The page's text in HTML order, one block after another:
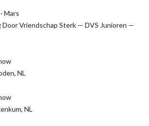
Mars
Door Vriendschap Sterk — DVS Junioren —
NL
NL